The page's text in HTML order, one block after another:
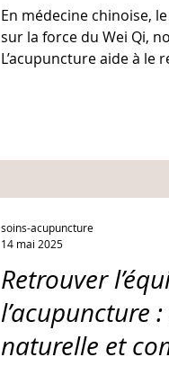
En médecine chinoise,
sur la force du Wei Qi,
L’acupuncture aide à
Retrouver
l’acupuncture
naturelle et
soins-acupuncture
14 mai 2025